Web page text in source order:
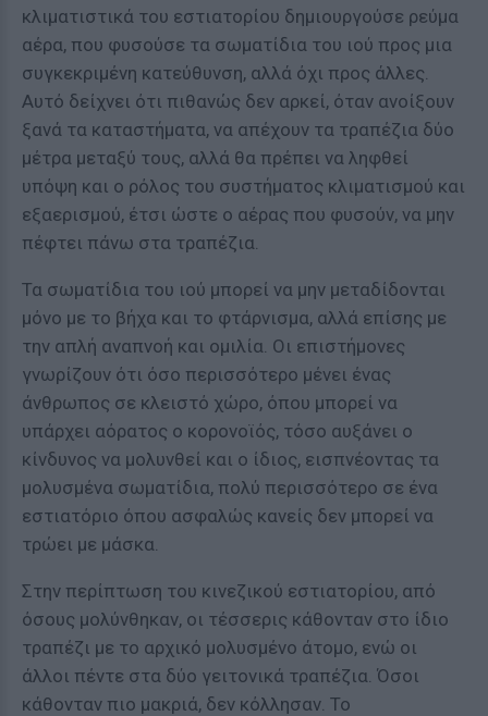
κλιματιστικά του εστιατορίου δημιουργούσε ρεύμα
αέρα, που φυσούσε τα σωματίδια του ιού προς μια
συγκεκριμένη κατεύθυνση, αλλά όχι προς άλλες.
Αυτό δείχνει ότι πιθανώς δεν αρκεί, όταν ανοίξουν
ξανά τα καταστήματα, να απέχουν τα τραπέζια δύο
μέτρα μεταξύ τους, αλλά θα πρέπει να ληφθεί
υπόψη και ο ρόλος του συστήματος κλιματισμού και
εξαερισμού, έτσι ώστε ο αέρας που φυσούν, να μην
πέφτει πάνω στα τραπέζια.
Τα σωματίδια του ιού μπορεί να μην μεταδίδονται
μόνο με το βήχα και το φτάρνισμα, αλλά επίσης με
την απλή αναπνοή και ομιλία. Οι επιστήμονες
γνωρίζουν ότι όσο περισσότερο μένει ένας
άνθρωπος σε κλειστό χώρο, όπου μπορεί να
υπάρχει αόρατος ο κορονοϊός, τόσο αυξάνει ο
κίνδυνος να μολυνθεί και ο ίδιος, εισπνέοντας τα
μολυσμένα σωματίδια, πολύ περισσότερο σε ένα
εστιατόριο όπου ασφαλώς κανείς δεν μπορεί να
τρώει με μάσκα.
Στην περίπτωση του κινεζικού εστιατορίου, από
όσους μολύνθηκαν, οι τέσσερις κάθονταν στο ίδιο
τραπέζι με το αρχικό μολυσμένο άτομο, ενώ οι
άλλοι πέντε στα δύο γειτονικά τραπέζια. Όσοι
κάθονταν πιο μακριά, δεν κόλλησαν. Το